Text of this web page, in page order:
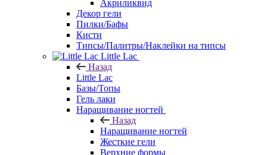
Акриликвид
Декор гели
Пилки/Бафы
Кисти
Типсы/Палитры/Наклейки на типсы
Little Lac
Назад
Little Lac
Базы/Топы
Гель лаки
Наращивание ногтей
Назад
Наращивание ногтей
Жесткие гели
Верхние формы